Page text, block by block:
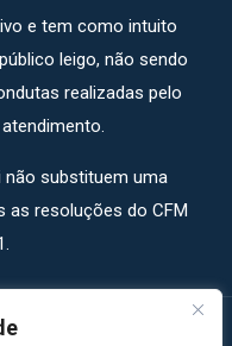
e tem como intuito
leigo, não sendo
realizadas pelo
substituem uma
as resoluções do CFM